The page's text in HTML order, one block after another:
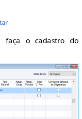
faça o cadastro do